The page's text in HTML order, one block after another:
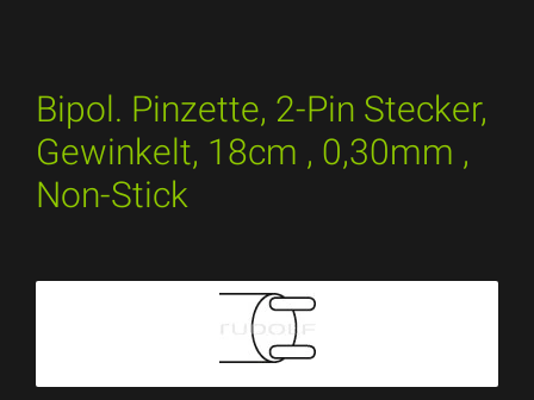
Bipol. Pinzette, 2-Pin Stecker,
Gewinkelt, 18cm , 0,30mm ,
Non-Stick